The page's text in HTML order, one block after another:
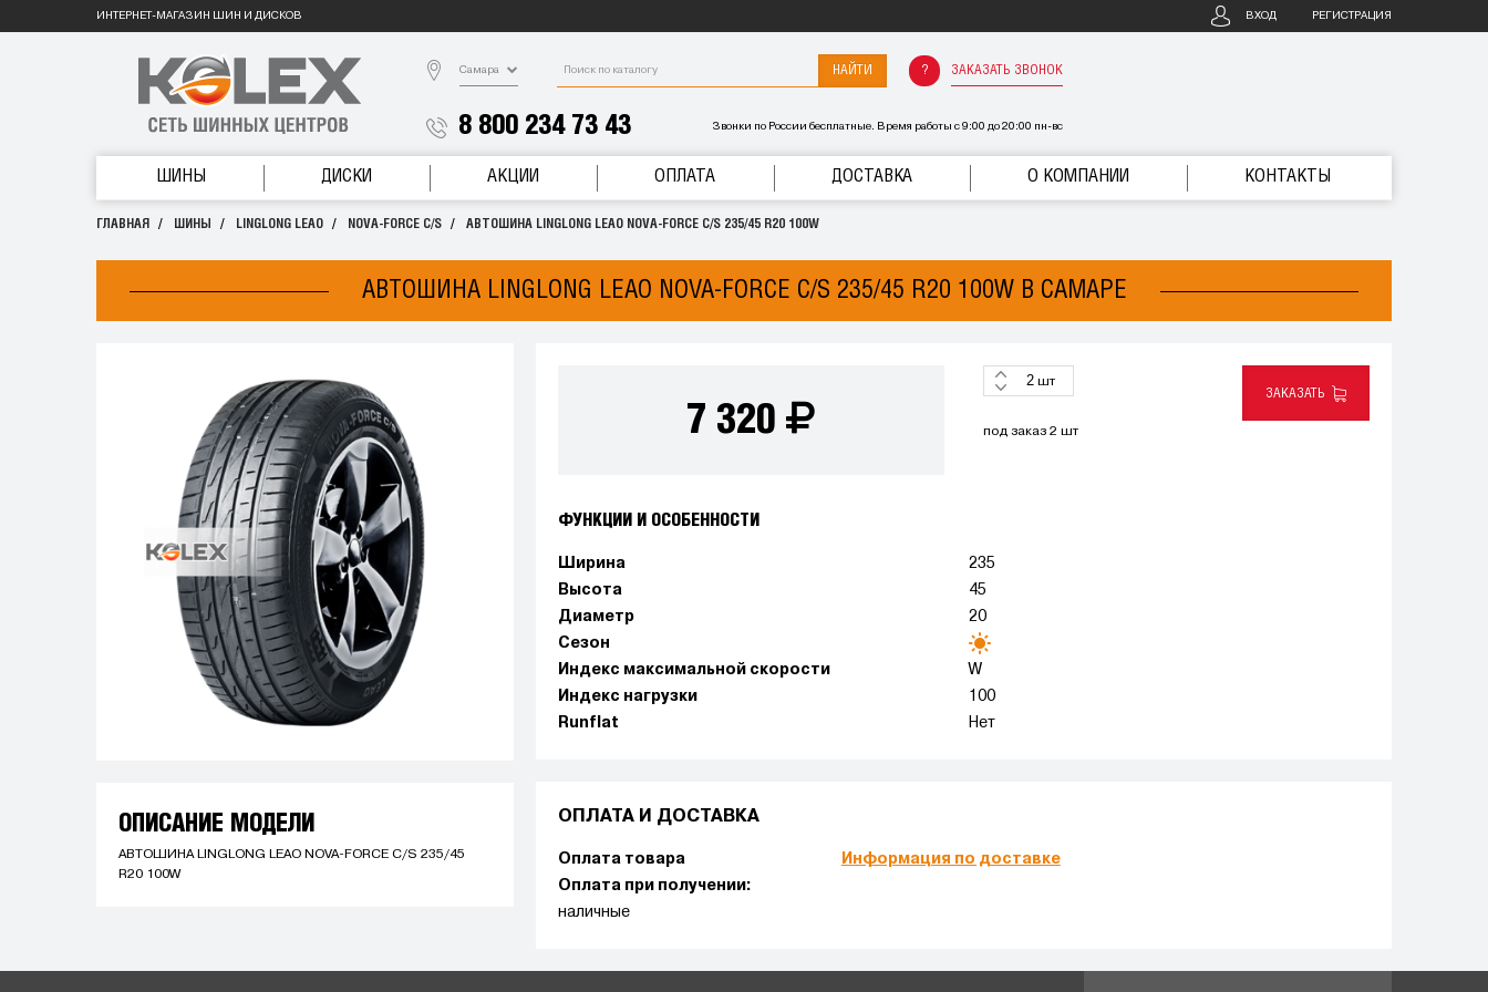
ИНТЕРНЕТ-МАГАЗИН ШИН И ДИСКОВ ВХОД РЕГИСТРАЦИЯ
Самара НАЙТИ ЗАКАЗАТЬ ЗВОНОК
8 800 234 73 43 Звонки по России бесплатные. Время работы с 9:00 до 20:00 пн-вс
ШИНЫ ДИСКИ АКЦИИ ОПЛАТА ДОСТАВКА О КОМПАНИИ КОНТАКТЫ
ГЛАВНАЯ ШИНЫ LINGLONG LEAO NOVA-FORCE C/S АВТОШИНА LINGLONG LEAO NOVA-FORCE C/S 235/45 R20 100W
АВТОШИНА LINGLONG LEAO NOVA-FORCE C/S 235/45 R20 100W В САМАРЕ
ОПИСАНИЕ МОДЕЛИ
АВТОШИНА LINGLONG LEAO NOVA-FORCE C/S 235/45
R20 100W
7 320
шт
ЗАКАЗАТЬ
под заказ 2 шт
ФУНКЦИИ И ОСОБЕННОСТИ
Ширина
235
Высота
45
Диаметр
20
Сезон
Индекс максимальной скорости
W
Индекс нагрузки
100
Runflat
Нет
ОПЛАТА И ДОСТАВКА
Оплата товара
Оплата при получении:
наличные
Информация по доставке